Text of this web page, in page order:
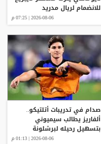
للانضمام لريال مدريد
2026-08-06 | 07:25 م
صدام في تدريبات أتلتيكو..
ألفاريز يطالب سيميوني
بتسهيل رحيله لبرشلونة
2026-08-06 | 01:13 م